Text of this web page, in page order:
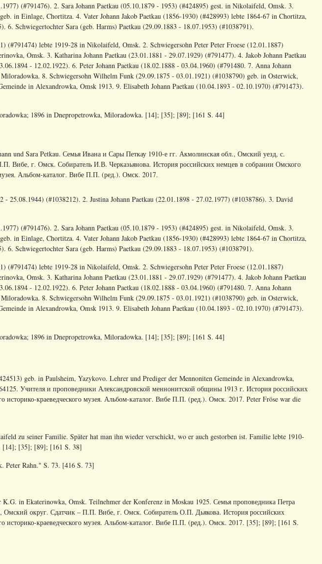
(#791476). 2. Sara Johann Paetkau (05.10.1879 - 1953) (#424895) gest. in Nikolaifeld, Omsk. 3.
in Einlage, Chortitza. 4. Vater Johann Jakob Paetkau (1856-1930) (#428993) lebte 1864-67 in Chortitza,
6. Schwiegertochter Sara (geb. Harms) Paetkau (29.09.1883 - 18.07.1953) (#1038791).
(#791474) lebte 1919-28 in Nikolaifeld, Omsk. 2. Schwiegersohn Peter Peter Froese (12.01.1887)
Omsk. 3. Katharina Johann Paetkau (23.01.1881 - 29.07.1929) (#791477). 4. Jakob Johann Paetkau
- 12.02.1922). 6. Peter Johann Paetkau (18.02.1888 - 03.04.1960) (#791480. 7. Anna Johann
8. Schwiegersohn Wilhelm Funk (29.09.1875 - 03.01.1921) (#1038790) geb. in Osterwick,
in Alexandrowka, Omsk 1913. 9. Elisabeth Johann Paetkau (10.04.1893 - 02.10.1970) (#791473).
1896 in Dnepropetrowka, Miloradowka. [14]; [35]; [89]; [161 S. 44]
und Sara Petkau. Семья Ивана и Сары Петкау 1910-е гг. Акмолинская обл., Омский уезд, с.
Вибе, г. Омск. Собиратель И.В. Черказьянова. История российских немцев в собрании Омского
Альбом-каталог. Вибе П.П. (ред.). Омск. 2017.
25.08.1944) (#1038212). 2. Justina Johann Paetkau (22.01.1898 - 27.02.1977) (#1038786). 3. David
(#791476). 2. Sara Johann Paetkau (05.10.1879 - 1953) (#424895) gest. in Nikolaifeld, Omsk. 3.
in Einlage, Chortitza. 4. Vater Johann Jakob Paetkau (1856-1930) (#428993) lebte 1864-67 in Chortitza,
6. Schwiegertochter Sara (geb. Harms) Paetkau (29.09.1883 - 18.07.1953) (#1038791).
(#791474) lebte 1919-28 in Nikolaifeld, Omsk. 2. Schwiegersohn Peter Peter Froese (12.01.1887)
Omsk. 3. Katharina Johann Paetkau (23.01.1881 - 29.07.1929) (#791477). 4. Jakob Johann Paetkau
- 12.02.1922). 6. Peter Johann Paetkau (18.02.1888 - 03.04.1960) (#791480. 7. Anna Johann
8. Schwiegersohn Wilhelm Funk (29.09.1875 - 03.01.1921) (#1038790) geb. in Osterwick,
in Alexandrowka, Omsk 1913. 9. Elisabeth Johann Paetkau (10.04.1893 - 02.10.1970) (#791473).
1896 in Dnepropetrowka, Miloradowka. [14]; [35]; [89]; [161 S. 44]
geb. in Paulsheim, Yazykovo. Lehrer und Prediger der Mennoniten Gemeinde in Alexandrowka,
Учителя и проповедники Александровской меннонитской общины 1913 г. История российских
историко-краеведческого музея. Альбом-каталог. Вибе П.П. (ред.). Омск. 2017. Peter Fröse war die
zu seiner Familie. Später hat man ihn wieder verschickt, wo er auch gestorben ist. Familie lebte 1910-
[14]; [35]; [89]; [161 S. 38]
Peter Rahn." S. 73. [416 S. 73]
K.G. in Ekaterinowka, Omsk. Teilnehmer der Konferenz in Moskau 1925. Семья проповедника Петра
Омский округ. Сдатчик – П.П. Вибе, г. Омск. Собиратель О.П. Дьякова. История российских
историко-краеведческого музея. Альбом-каталог. Вибе П.П. (ред.). Омск. 2017. [35]; [89]; [161 S.